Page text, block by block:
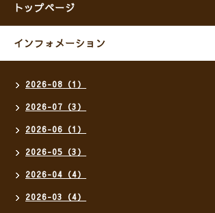
トップページ
インフォメーション
2026-08（1）
2026-07（3）
2026-06（1）
2026-05（3）
2026-04（4）
2026-03（4）